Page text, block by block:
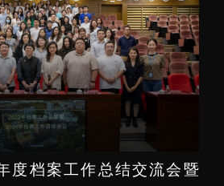
度档案工作总结交流会暨